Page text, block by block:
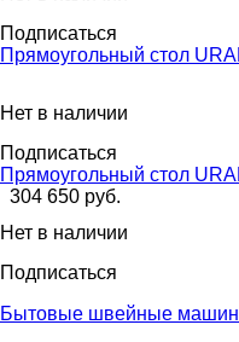
Подписаться
Прямоугольный стол
Нет в наличии
Подписаться
Прямоугольный стол
304 650 руб.
Нет в наличии
Подписаться
Бытовые швейные